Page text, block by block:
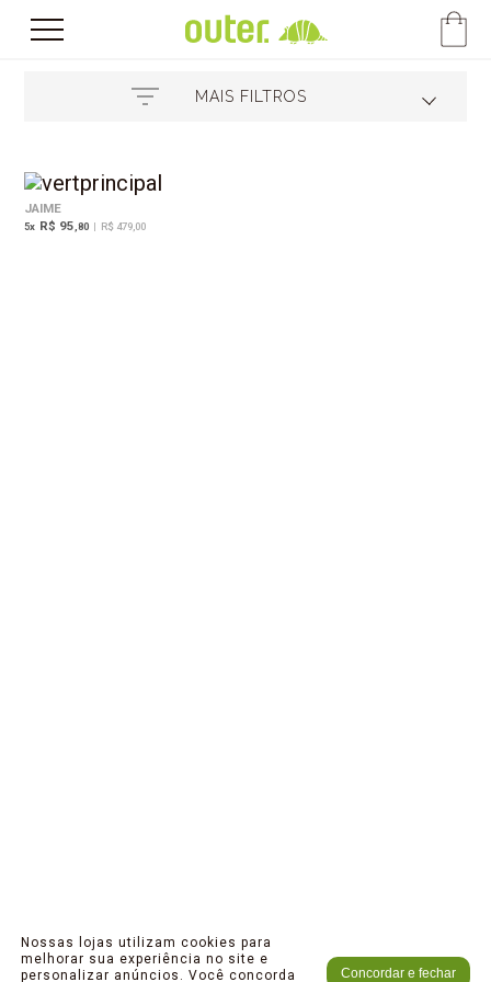
MAIS FILTROS
JAIME
5x R$ 95 ,80 | R$ 479,00
Nossas lojas utilizam cookies para
melhorar sua experiência no site e
personalizar anúncios. Você concorda
Concordar e fechar